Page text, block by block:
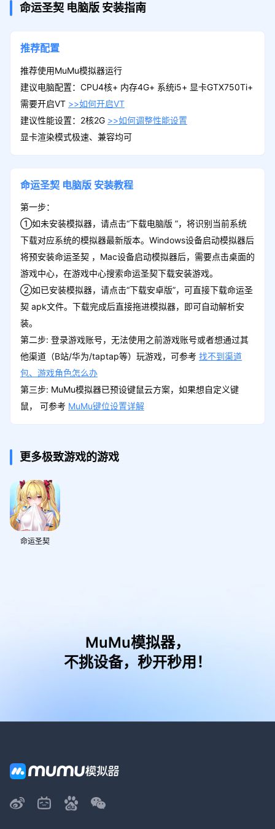
命运圣契 电脑版 安装指南
推荐配置
推荐使用MuMu模拟器运行
建议电脑配置：CPU4核+ 内存4G+ 系统i5+ 显卡GTX750Ti+
需要开启VT >>如何开启VT
建议性能设置：2核2G >>如何调整性能设置
显卡渲染模式极速、兼容均可
命运圣契 电脑版 安装教程
第一步：
①如未安装模拟器，请点击“下载电脑版 ”，将识别当前系统
下载对应系统的模拟器最新版本。Windows设备启动模拟器后
将预安装命运圣契 ，Mac设备启动模拟器后，需要点击桌面的
游戏中心，在游戏中心搜索命运圣契下载安装游戏。
②如已安装模拟器，请点击“下载安卓版”，可直接下载命运圣
契 apk文件。下载完成后直接拖进模拟器，即可自动解析安
装。
第二步: 登录游戏账号，无法使用之前游戏账号或者想通过其
他渠道（B站/华为/taptap等）玩游戏，可参考 找不到渠道
包、游戏角色怎么办
第三步: MuMu模拟器已预设键鼠云方案，如果想自定义键
鼠， 可参考 MuMu键位设置详解
更多极致游戏的游戏
命运圣契
MuMu模拟器，
不挑设备，秒开秒用！